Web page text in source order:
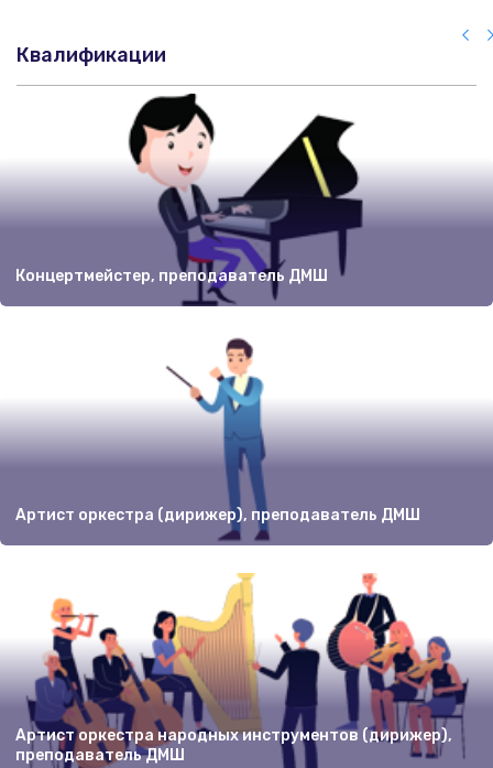
Квалификации
Концертмейстер, преподаватель ДМШ
Артист оркестра (дирижер), преподаватель ДМШ
Артист оркестра народных инструментов (дирижер),
преподаватель ДМШ